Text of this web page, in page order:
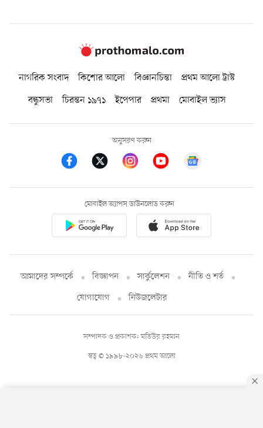
নাগরিক সংবাদ কিশোর আলো বিজ্ঞানচিন্তা
প্রথম আলো ট্রাস্ট
বন্ধুসভা
চিরন্তন ১৯৭১ ইপেপার প্রথমা মোবাইল ভ্যাস
অনুসরণ করুন
মোবাইল অ্যাপস ডাউনলোড করুন
আমাদের সম্পর্কে বিজ্ঞাপন সার্কুলেশন
নীতি ও শর্ত
যোগাযোগ
নিউজলেটার
স্বত্ব © ১৯৯৮-২০২৬ প্রথম আলো
সম্পাদক ও প্রকাশক: মতিউর রহমান